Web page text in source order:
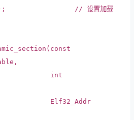
// 设置加载
const
int
Elf32_Addr